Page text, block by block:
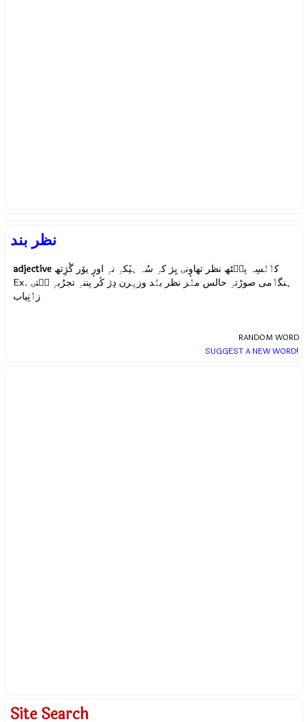
نظر بند
adjective کٲنٛسِہ پٮ۪ٹھ نظر تھاوٕنۍ یِژ کہِ سُہ ہیٚکہِ نہٕ اورٕ یوٚر گٔژِتھ
Ex.ہنگٲمی صوڑتہِ حالس منٛز نظر بنٛد وزیٖرن دِژ کٔر پننہِ تجرُبہٕ سۭتۍ
زٲنِیاب
RANDOM WORD
SUGGEST A NEW WORD!
Site Search